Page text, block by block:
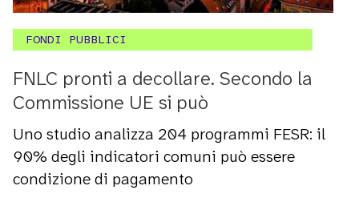
FONDI PUBBLICI
FNLC pronti a decollare. Secondo la
Commissione UE si può
Uno studio analizza 204 programmi FESR: il
90% degli indicatori comuni può essere
condizione di pagamento